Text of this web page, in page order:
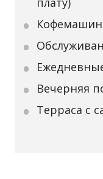
Вечерняя
Терраса с